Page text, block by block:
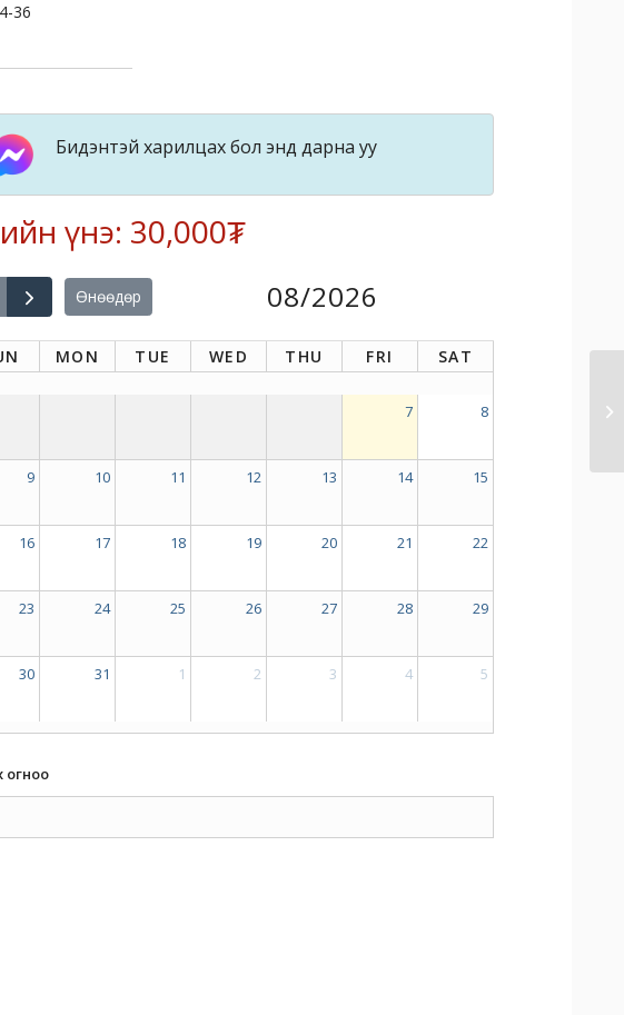
36
Бидэнтэй харилцах бол энд дарна уу
үнэ: 30,000₮
Өнөөдөр 08/2026
MON TUE WED THU FRI SAT
7 8
9 10 11 12 13 14 15
16 17 18 19 20 21 22
23 24 25 26 27 28 29
30 31 1 2 3 4 5
огноо